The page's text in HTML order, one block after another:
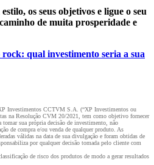
os seus objetivos e ligue o seu
de muita prosperidade e
rock: qual investimento seria a sua
Investimentos CCTVM S.A. (“XP Investimentos ou
na Resolução CVM 20/2021, tem como objetivo fornecer
sua própria decisão de investimento, não
de compra e/ou venda de qualquer produto. As
válidas na data de sua divulgação e foram obtidas de
por qualquer decisão tomada pelo cliente com
de risco dos produtos de modo a gerar resultados